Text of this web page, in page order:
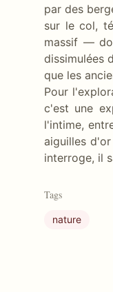
par des
sur le col,
massif —
dissimulées
que les
Pour
c'est une
l'intime,
aiguilles
interroge, il
Tags
nature